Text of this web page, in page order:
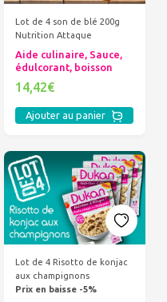
Lot de 4 son de blé 200g
Nutrition Attaque
Aide culinaire, Sauce,
édulcorant, boisson
14,42€
Ajouter au panier
Lot de 4 Risotto de konjac
aux champignons
Prix en baisse -5%